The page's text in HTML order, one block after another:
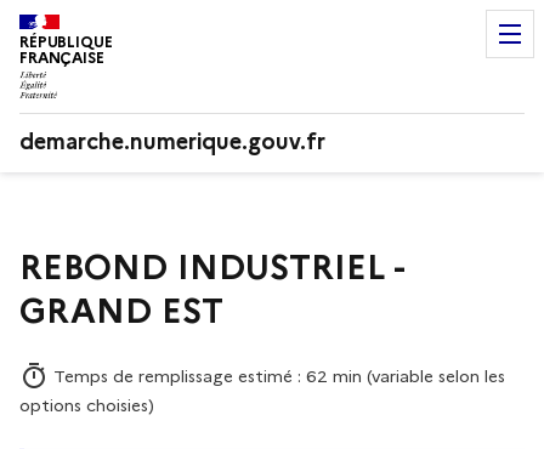
RÉPUBLIQUE
FRANÇAISE
demarche.numerique.gouv.fr
REBOND INDUSTRIEL -
GRAND EST
Temps de remplissage estimé : 62 min (variable selon les
options choisies)